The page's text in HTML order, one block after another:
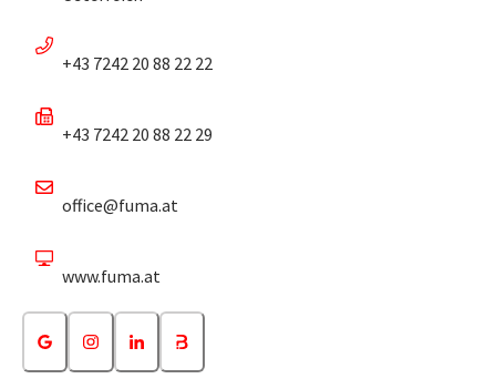
+43 7242 20 88 22 22
+43 7242 20 88 22 29
office@fuma.at
www.fuma.at